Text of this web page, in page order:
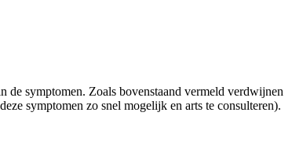
de symptomen. Zoals bovenstaand vermeld verdwijnen
symptomen zo snel mogelijk en arts te consulteren).